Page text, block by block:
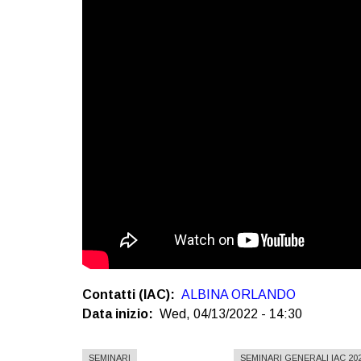
Contatti (IAC)
ALBINA ORLANDO
Data inizio
Wed, 04/13/2022 - 14:30
SEMINARI SEMINARI GENERALI IAC